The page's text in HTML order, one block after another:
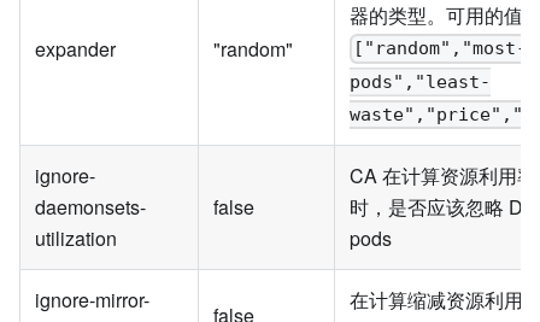
expander "random"
器的类型。可用的值
["random","most-
pods","least-
ignore-
daemonsets-
utilization
false
CA 在计算资源利用
时，是否应该忽略
pods
ignore-mirror-
false
在计算缩减资源利用